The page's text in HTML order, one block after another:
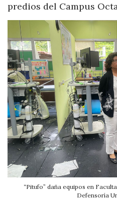
predios del Campus
“Pitufo” daña equipos en
Defensoría